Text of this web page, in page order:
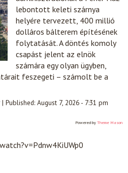
lebontott keleti szárnya
helyére tervezett, 400 millió
dolláros bálterem építésének
folytatását. A döntés komoly
csapást jelent az elnök
számára egy olyan ügyben,
feszegeti – számolt be a
|Published:August 7, 2026 - 7:31 pm
Powered by Theme Mason